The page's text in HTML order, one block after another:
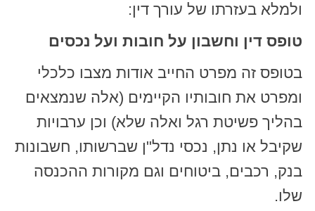
ולמלא בעזרתו של עורך דין:
טופס דין וחשבון על חובות ועל נכסים
בטופס זה מפרט החייב אודות מצבו כלכלי
ומפרט את חובותיו הקיימים (אלה שנמצאים
בהליך פשיטת רגל ואלה שלא) וכן ערבויות
שקיבל או נתן, נכסי נדל"ן שברשותו, חשבונות
בנק, רכבים, ביטוחים וגם מקורות ההכנסה
שלו.